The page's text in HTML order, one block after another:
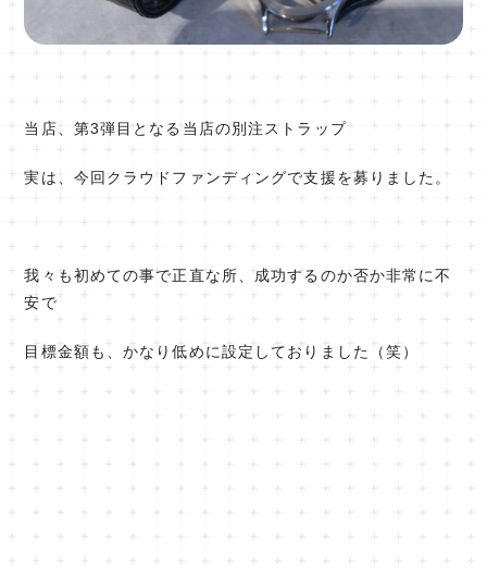
当店、第3弾目となる当店の別注ストラップ
実は、今回クラウドファンディングで支援を募りました。
我々も初めての事で正直な所、成功するのか否か非常に不
安で
目標金額も、かなり低めに設定しておりました（笑）